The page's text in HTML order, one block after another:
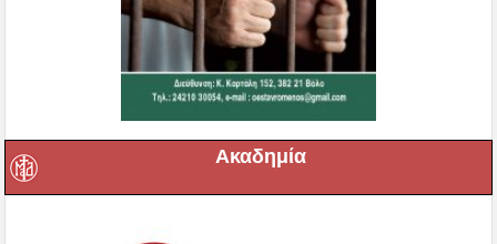
Ακαδημία